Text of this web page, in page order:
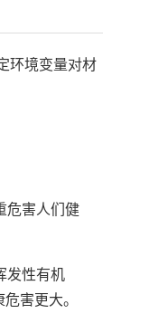
环境变量对材
危害人们健
发性有机
害更大。